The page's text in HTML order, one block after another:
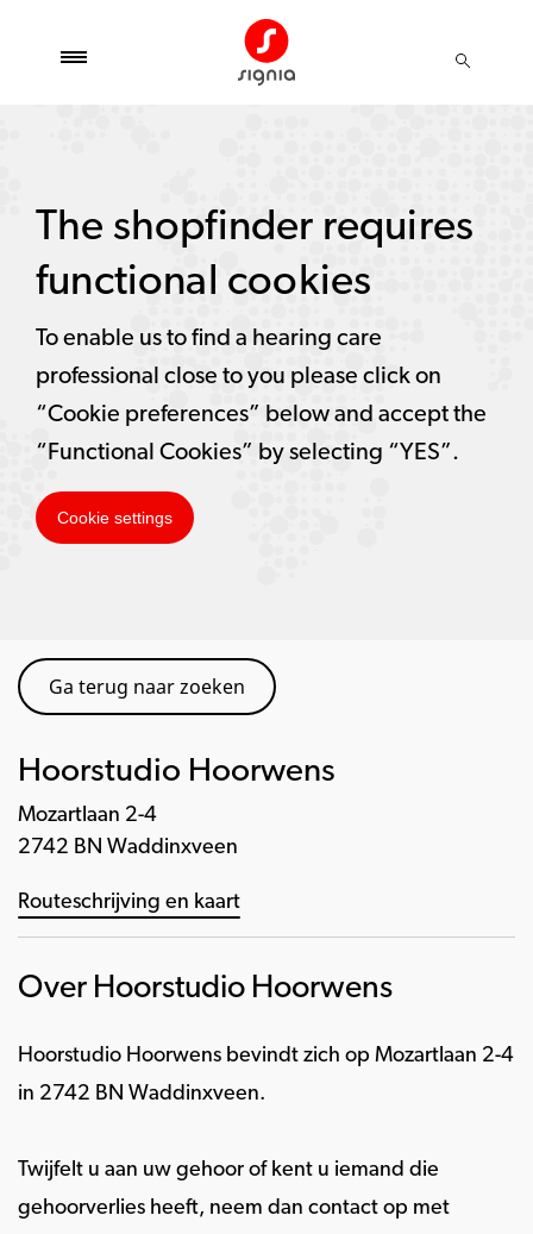
Ga terug naar zoeken
Hoorstudio Hoorwens
Mozartlaan 2-4
2742 BN Waddinxveen
Routeschrijving en kaart
Over Hoorstudio Hoorwens
Hoorstudio Hoorwens bevindt zich op Mozartlaan 2-4
in 2742 BN Waddinxveen.
Twijfelt u aan uw gehoor of kent u iemand die
gehoorverlies heeft, neem dan contact op met
The shopfinder requires
functional cookies
To enable us to find a hearing care
professional close to you please click on
“Cookie preferences” below and accept the
“Functional Cookies” by selecting “YES”.
Cookie settings